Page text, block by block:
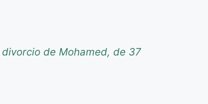
de Mohamed, de 37